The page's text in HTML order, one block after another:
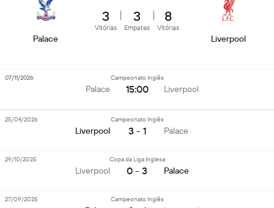
Palace
3
Vitórias
3
Empates
8
Vitórias
Liverpool
Palace
Campeonato Inglês
15:00 Liverpool
07/11/2026
Liverpool
Campeonato Inglês
3 - 1 Palace
25/04/2026
Liverpool
Copa da Liga Inglesa
0 - 3 Palace
29/10/2025
Campeonato Inglês
27/09/2025